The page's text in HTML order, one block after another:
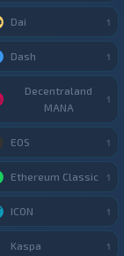
Dai 1
Dash 1
Decentraland
MANA
1
EOS 1
Ethereum Classic 1
ICON 1
Kaspa 1